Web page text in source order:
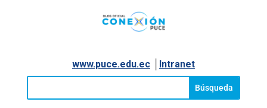
www.puce.edu.ec│ Intranet